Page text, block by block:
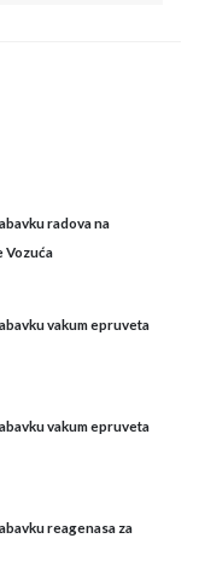
radova na
Vozuća
vakum epruveta
vakum epruveta
reagenasa za